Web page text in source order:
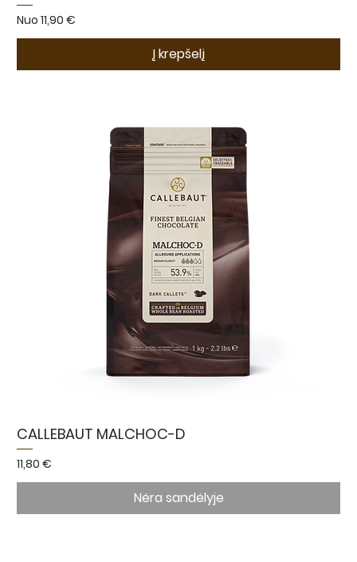
Nuo 11,90 €
Pardavimo kaina
Į krepšelį
CALLEBAUT MALCHOC-D
Kaina
11,80 €
Nėra sandėlyje